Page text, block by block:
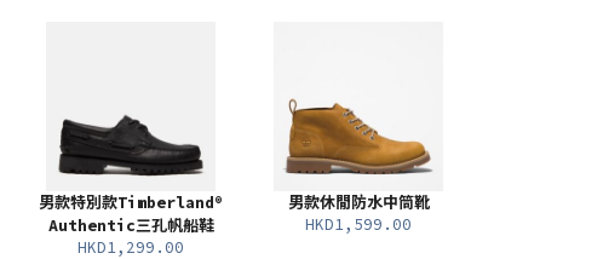
男款特別款Timberland®
Authentic三孔帆船鞋
HKD1,299.00
男款休閒防水中筒靴
HKD1,599.00